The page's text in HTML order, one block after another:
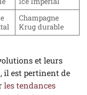
Champagne
Krug durable
et leurs
il est pertinent de
les tendances